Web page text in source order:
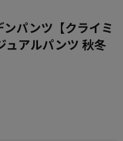
ンパンツ【クライミ
ュアルパンツ 秋冬